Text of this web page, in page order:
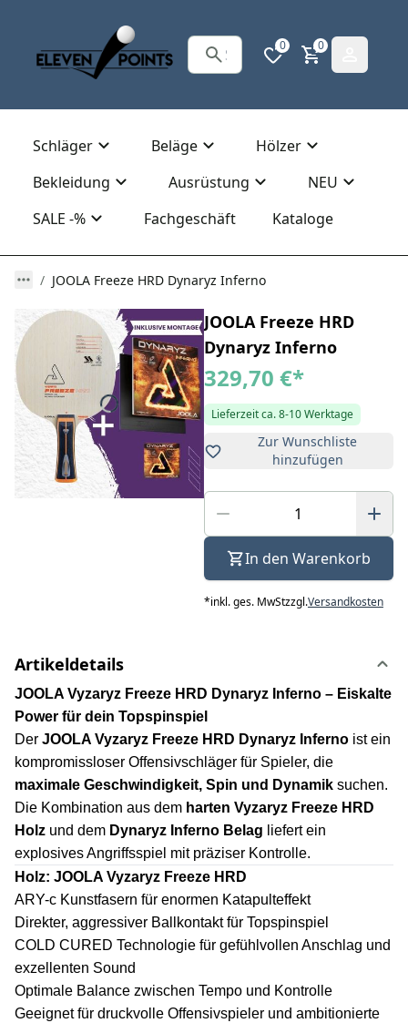
0 0
Schläger Beläge
Hölzer
Bekleidung
Ausrüstung
NEU
SALE -%
Fachgeschäft Kataloge
JOOLA Freeze HRD Dynaryz Inferno
JOOLA Freeze HRD
Dynaryz Inferno
329,70 €*
Lieferzeit ca. 8-10 Werktage
Zur Wunschliste
hinzufügen
In den Warenkorb
*inkl. ges. MwStzzgl.Versandkosten
Artikeldetails
JOOLA Vyzaryz Freeze HRD Dynaryz Inferno – Eiskalte
Power für dein Topspinspiel
Der JOOLA Vyzaryz Freeze HRD Dynaryz Inferno ist ein
kompromissloser Offensivschläger für Spieler, die
maximale Geschwindigkeit, Spin und Dynamik suchen.
Die Kombination aus dem harten Vyzaryz Freeze HRD
Holz und dem Dynaryz Inferno Belag liefert ein
explosives Angriffsspiel mit präziser Kontrolle.
Holz: JOOLA Vyzaryz Freeze HRD
ARY-c Kunstfasern für enormen Katapulteffekt
Direkter, aggressiver Ballkontakt für Topspinspiel
COLD CURED Technologie für gefühlvollen Anschlag und
exzellenten Sound
Optimale Balance zwischen Tempo und Kontrolle
Geeignet für druckvolle Offensivspieler und ambitionierte